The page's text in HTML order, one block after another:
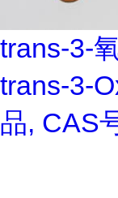
trans-3-
trans-3-
品, CAS